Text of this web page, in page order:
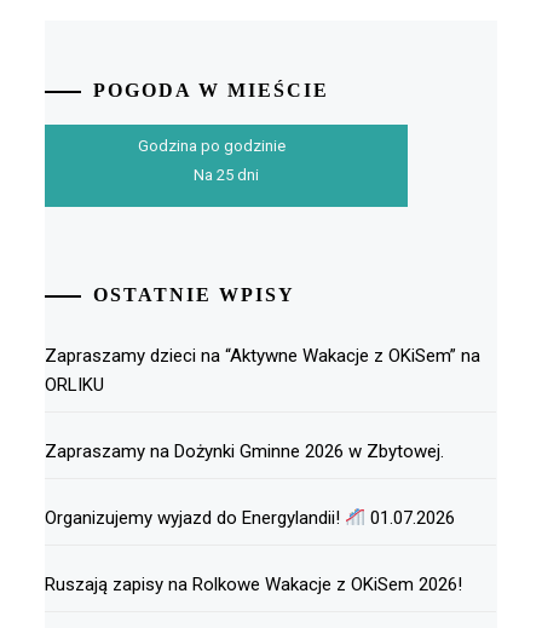
POGODA W MIEŚCIE
Godzina po godzinie
Na 25 dni
OSTATNIE WPISY
Zapraszamy dzieci na “Aktywne Wakacje z OKiSem” na
ORLIKU
Zapraszamy na Dożynki Gminne 2026 w Zbytowej.
Organizujemy wyjazd do Energylandii! 01.07.2026
Ruszają zapisy na Rolkowe Wakacje z OKiSem 2026!